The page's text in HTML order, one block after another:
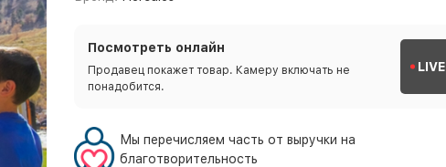
Посмотреть онлайн
Продавец покажет товар. Камеру включать не
понадобится.
LIVE
Мы перечисляем часть от выручки на
благотворительность